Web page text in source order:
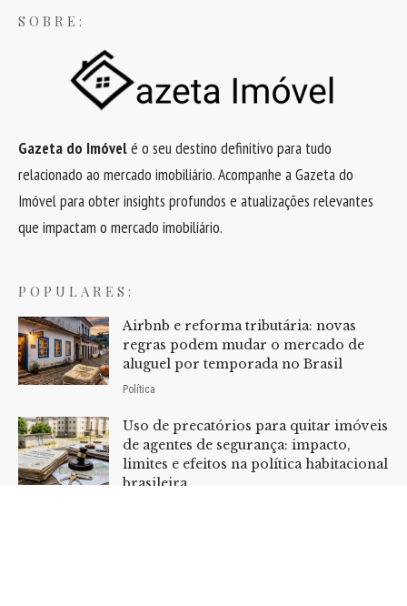
SOBRE:
Gazeta do Imóvelé o seu destino definitivo para tudo
relacionado ao mercado imobiliário. Acompanhe a Gazeta do
Imóvel para obter insights profundos e atualizações relevantes
que impactam o mercado imobiliário.
POPULARES:
Airbnb e reforma tributária: novas
regras podem mudar o mercado de
aluguel por temporada no Brasil
Política
Uso de precatórios para quitar imóveis
de agentes de segurança: impacto,
limites e efeitos na política habitacional
brasileira